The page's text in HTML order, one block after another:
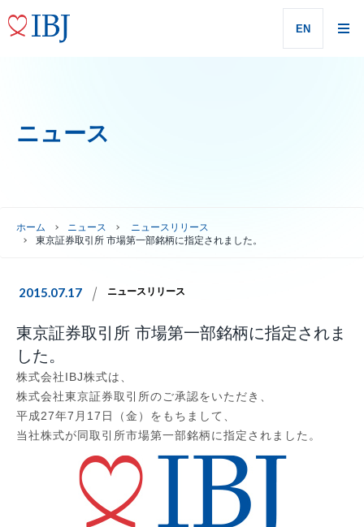
EN
ニュース
ホーム ニュース
ニュースリリース
東京証券取引所 市場第一部銘柄に指定されました。
2015.07.17 ニュースリリース
東京証券取引所 市場第一部銘柄に指定されま
した。
株式会社IBJ株式は、
株式会社東京証券取引所のご承認をいただき、
平成27年7月17日（金）をもちまして、
当社株式が同取引所市場第一部銘柄に指定されました。